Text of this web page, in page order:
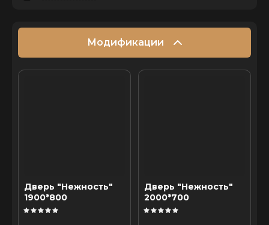
Модификации
Дверь "Нежность"
1900*800
Дверь "Нежность"
2000*700